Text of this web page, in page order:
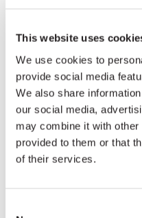
This website uses
We use cookies to
provide social media
We also share
our social media,
may combine it with other
provided to them or that
of their services.
ENGLISH, FRENCH &